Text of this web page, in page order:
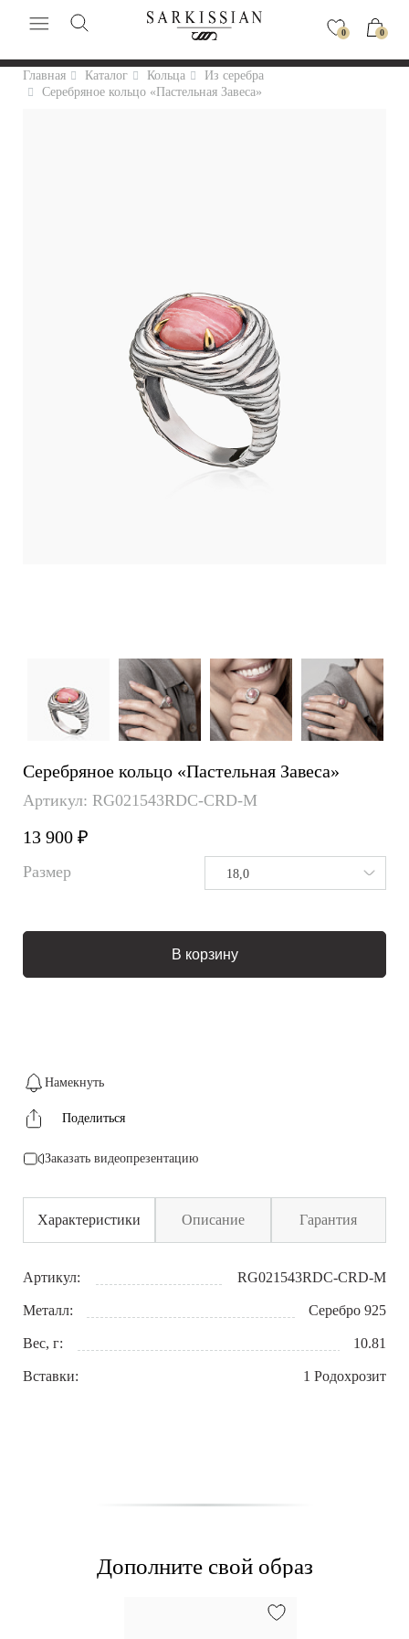
0 0
Главная Каталог Кольца
Из серебра
Серебряное кольцо «Пастельная Завеса»
Серебряное кольцо «Пастельная Завеса»
Артикул: RG021543RDC-CRD-M
13 900 ₽
Размер 18,0
В корзину
Намекнуть
Поделиться
Заказать видеопрезентацию
Характеристики Описание Гарантия
Артикул: RG021543RDC-CRD-M
Металл: Серебро 925
Вес, г: 10.81
Вставки: 1 Родохрозит
Дополните свой образ